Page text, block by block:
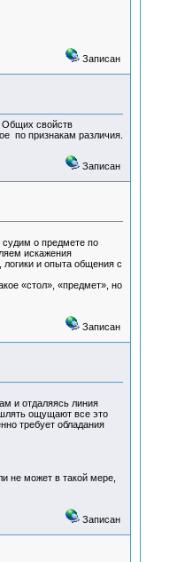
Записан
Общих свойств
по признакам различия.
Записан
о предмете по
искажения
и опыта общения с
«стол», «предмет», но
Записан
и отдаляясь линия
ощущают все это
требует обладания
не может в такой мере,
Записан